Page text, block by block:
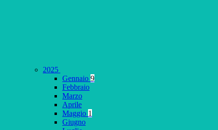
2025
Gennaio 9
Febbraio
Marzo
Aprile
Maggio 1
Giugno